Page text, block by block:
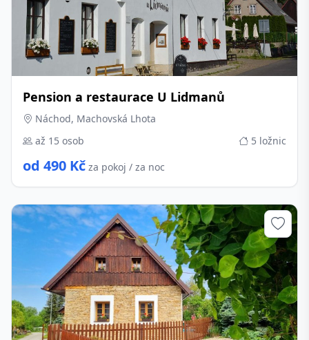
Pension a restaurace U Lidmanů
Náchod, Machovská Lhota
až 15 osob
5 ložnic
od 490 Kč za pokoj / za noc